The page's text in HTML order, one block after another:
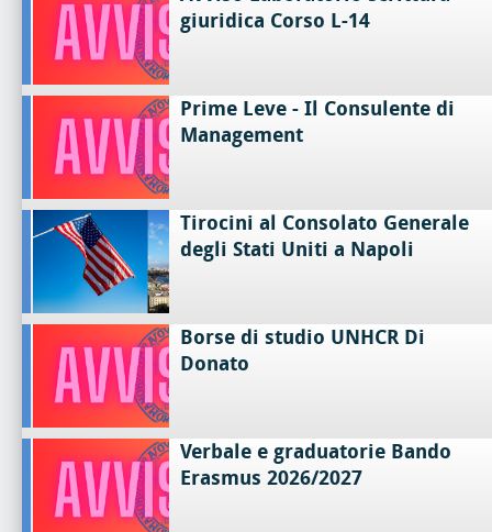
giuridica Corso L-14
Prime Leve - Il Consulente di
Management
Tirocini al Consolato Generale
degli Stati Uniti a Napoli
Borse di studio UNHCR Di
Donato
Verbale e graduatorie Bando
Erasmus 2026/2027